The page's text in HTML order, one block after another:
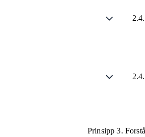
Prinsipp 3.